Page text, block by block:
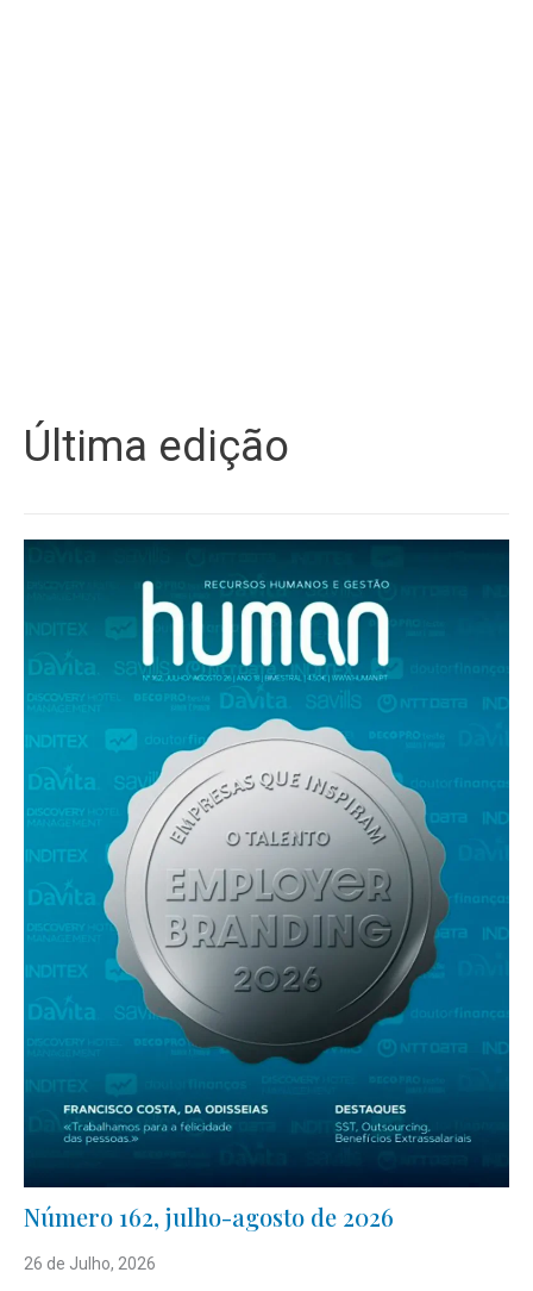
Última edição
Número 162, julho-agosto de 2026
26 de Julho, 2026